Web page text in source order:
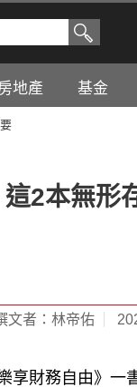
地產 基金
2本無形
文者：林帝佑
享財務自由》一